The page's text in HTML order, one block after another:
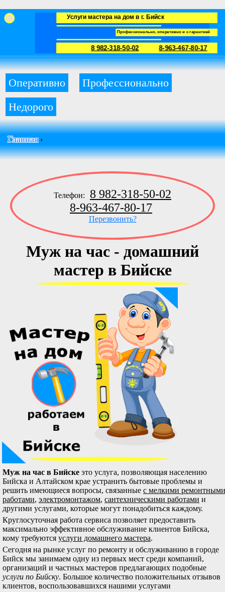
Услуги мастера на дом в г. Бийск
Профессионально, оперативно и с гарантией
8 982-318-50-02 8-963-467-80-17
Оперативно
Профессионально
Недорого
Главная›
Телефон:
8 982-318-50-02
8-963-467-80-17
Перезвонить?
Муж на час - домашний
мастер в Бийске
Муж на час в Бийске это услуга, позволяющая населению
Бийска и Алтайском крае устранить бытовые проблемы и
решить имеющиеся вопросы, связанные с мелкими ремонтными
работами, электромонтажом, сантехническими работами и
другими услугами, которые могут понадобиться каждому.
Круглосуточная работа сервиса позволяет предоставить
максимально эффективное обслуживание клиентов Бийска,
кому требуются услуги домашнего мастера.
Сегодня на рынке услуг по ремонту и обслуживанию в городе
Бийск мы занимаем одну из первых мест среди компаний,
организаций и частных мастеров предлагающих подобные
услуги по Бийску. Большое количество положительных отзывов
клиентов, воспользовавшихся нашими услугами